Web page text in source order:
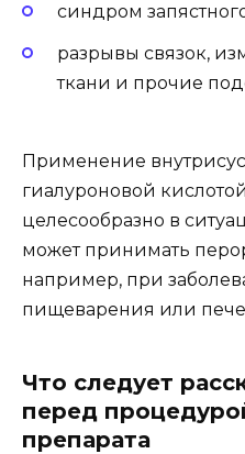
синдром
разрывы связок,
ткани и прочие
Применение
гиалуроновой
целесообразно в
может принимать
например, при
пищеварения или
Что следует
перед
препарата